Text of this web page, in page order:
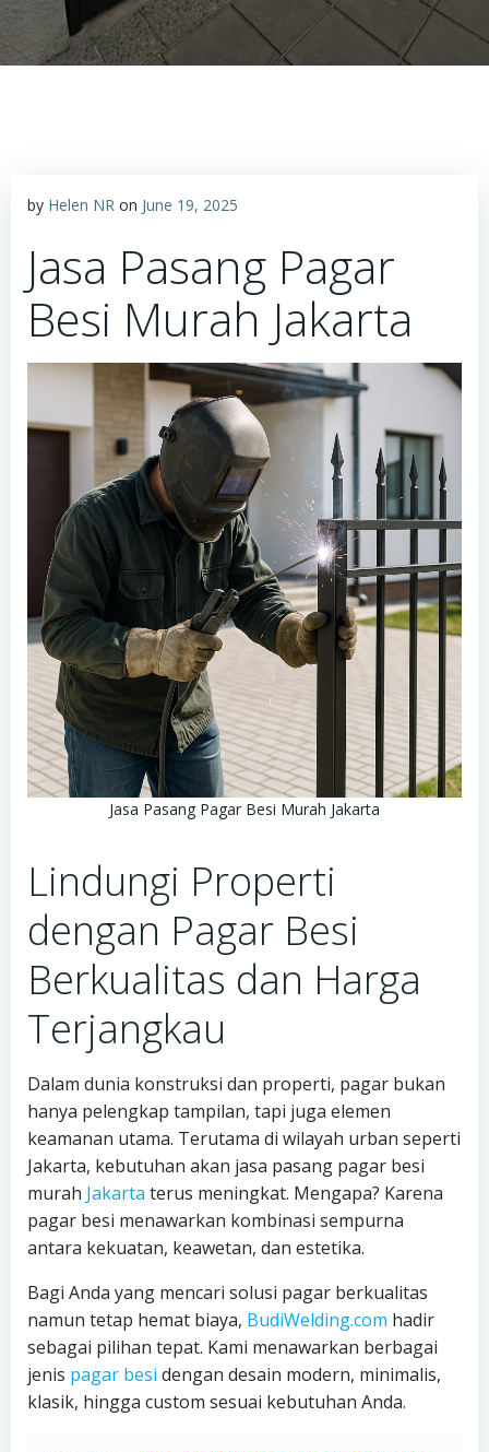
by Helen NR on June 19, 2025
Jasa Pasang Pagar
Besi Murah Jakarta
Jasa Pasang Pagar Besi Murah Jakarta
Lindungi Properti
dengan Pagar Besi
Berkualitas dan Harga
Terjangkau
Dalam dunia konstruksi dan properti, pagar bukan
hanya pelengkap tampilan, tapi juga elemen
keamanan utama. Terutama di wilayah urban seperti
Jakarta, kebutuhan akan jasa pasang pagar besi
murah Jakarta terus meningkat. Mengapa? Karena
pagar besi menawarkan kombinasi sempurna
antara kekuatan, keawetan, dan estetika.
Bagi Anda yang mencari solusi pagar berkualitas
namun tetap hemat biaya, BudiWelding.com hadir
sebagai pilihan tepat. Kami menawarkan berbagai
jenis pagar besi dengan desain modern, minimalis,
klasik, hingga custom sesuai kebutuhan Anda.